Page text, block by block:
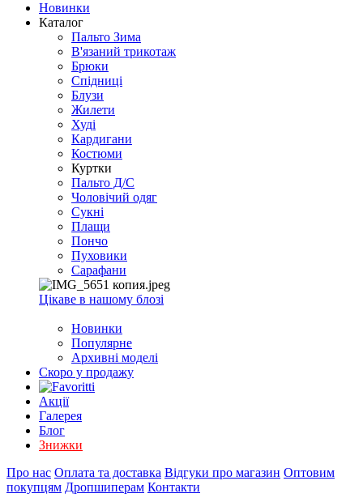
Новинки
Каталог
Пальто Зима
В'язаний трикотаж
Брюки
Спідниці
Блузи
Жилети
Худі
Кардигани
Костюми
Куртки
Пальто Д/С
Чоловічий одяг
Сукні
Плащи
Пончо
Пуховики
Сарафани
Цікаве в нашому блозі
Новинки
Популярне
Архивні моделі
Скоро у продажу
Акції
Галерея
Блог
Знижки
Про нас Оплата та доставка Відгуки про магазин Оптовим
покупцям Дропшиперам Контакти
XLSX